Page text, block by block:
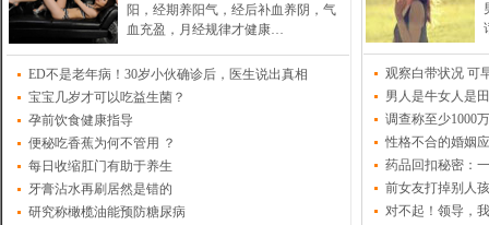
阳，经期养阳气，经后补血养阴，气
血充盈，月经规律才健康…
ED不是老年病！30岁小伙确诊后，医生说出真相
宝宝几岁才可以吃益生菌？
孕前饮食健康指导
便秘吃香蕉为何不管用 ？
每日收缩肛门有助于养生
牙膏沾水再刷居然是错的
研究称橄榄油能预防糖尿病
观察白带状况 可
男人是牛女人是
调查称至少1000
性格不合的婚姻
药品回扣秘密：
前女友打掉别人
对不起！领导，